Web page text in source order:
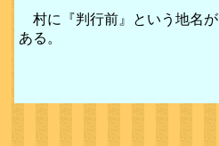
村に『判行前』という地名が
ある。